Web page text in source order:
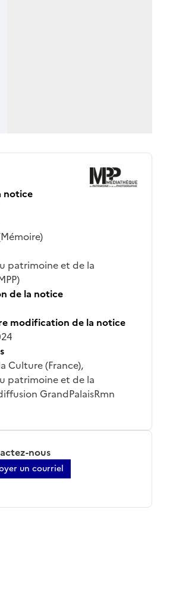
notice
patrimoine et de la
de la notice
modification de la notice
Culture (France),
patrimoine et de la
GrandPalaisRmn
nous
un courriel